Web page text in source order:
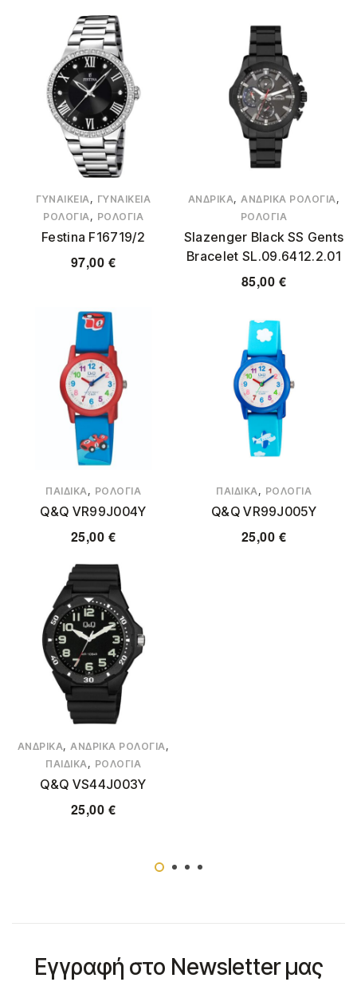
ΓΥΝΑΙΚΕΊΑ, ΓΥΝΑΙΚΕΊΑ
ΡΟΛΌΓΙΑ, ΡΟΛΌΓΙΑ
Festina F16719/2
97,00 €
ΑΝΔΡΙΚΆ,ΑΝΔΡΙΚΆ ΡΟΛΌΓΙΑ,
ΡΟΛΌΓΙΑ
Slazenger Black SS Gents
Bracelet SL.09.6412.2.01
85,00 €
ΠΑΙΔΙΚΆ, ΡΟΛΌΓΙΑ
Q&Q VR99J004Y
25,00 €
ΠΑΙΔΙΚΆ, ΡΟΛΌΓΙΑ
Q&Q VR99J005Y
25,00 €
ΑΝΔΡΙΚΆ,ΑΝΔΡΙΚΆ ΡΟΛΌΓΙΑ,
ΠΑΙΔΙΚΆ, ΡΟΛΌΓΙΑ
Q&Q VS44J003Y
25,00 €
Εγγραφή στο Newsletter μας